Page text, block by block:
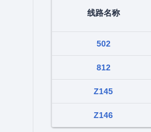
线路名称
502
812
Z145
Z146